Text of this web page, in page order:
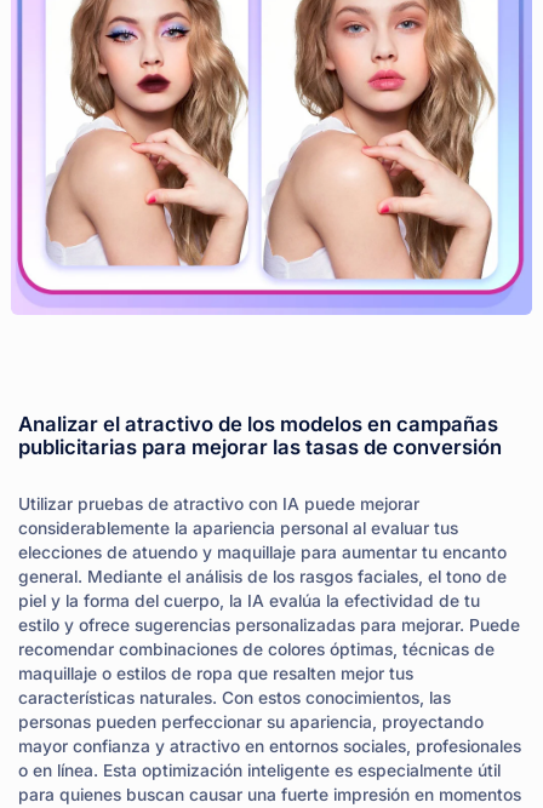
Analizar el atractivo de los modelos en campañas
publicitarias para mejorar las tasas de conversión
Utilizar pruebas de atractivo con IA puede mejorar
considerablemente la apariencia personal al evaluar tus
elecciones de atuendo y maquillaje para aumentar tu encanto
general. Mediante el análisis de los rasgos faciales, el tono de
piel y la forma del cuerpo, la IA evalúa la efectividad de tu
estilo y ofrece sugerencias personalizadas para mejorar. Puede
recomendar combinaciones de colores óptimas, técnicas de
maquillaje o estilos de ropa que resalten mejor tus
características naturales. Con estos conocimientos, las
personas pueden perfeccionar su apariencia, proyectando
mayor confianza y atractivo en entornos sociales, profesionales
o en línea. Esta optimización inteligente es especialmente útil
para quienes buscan causar una fuerte impresión en momentos